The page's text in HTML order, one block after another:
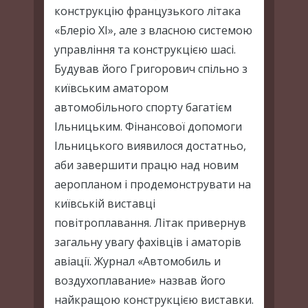
конструкцію французького літака
«Блеріо ХІ», але з власною системою
управління та конструкцією шасі.
Будував його Григорович спільно з
київським аматором
автомобільного спорту багатієм
Ільницьким. Фінансової допомоги
Ільницького виявилося достатньо,
аби завершити працю над новим
аеропланом і продемонструвати на
київській виставці
повітроплавання. Літак привернув
загальну увагу фахівців і аматорів
авіації. Журнал «Автомобиль и
воздухоплавание» назвав його
найкращою конструкцією виставки.